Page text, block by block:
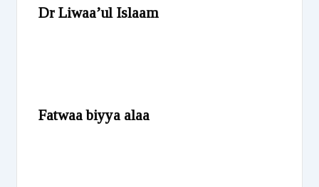
Dr Liwaa’ul Islaam
Fatwaa biyya alaa